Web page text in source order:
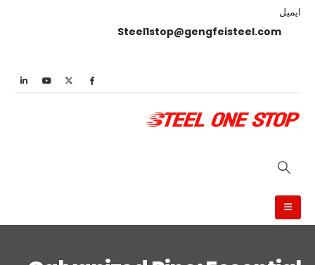
ایمیل
Steel1stop@gengfeisteel.com